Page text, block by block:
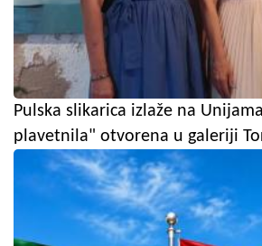
Pulska slikarica izlaže na
plavetnila" otvorena u galeriji